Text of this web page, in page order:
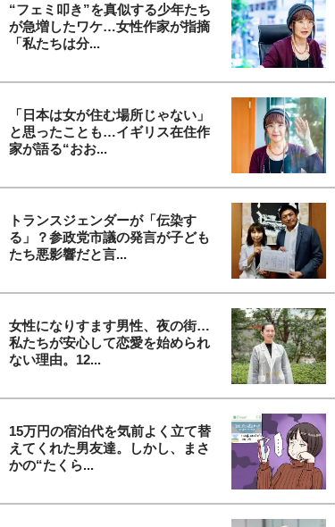
“フェミ叩き”を真似する少年たち
が急増したワケ…女性作家が指摘
「私たちは分...
「日本は女が住む場所じゃない」
と思ったことも…イギリス在住作
家が語る“おお...
トランスジェンダーが「伝染す
る」？参政党市議の発言が子ども
たち悪影響だと言...
女性になりすます男性、夜の街…
私たちが安心して恋愛を始められ
ない理由。12...
15万円の宿泊代を気前よく立て替
えてくれた男友達。しかし、まさ
かの“たくら...